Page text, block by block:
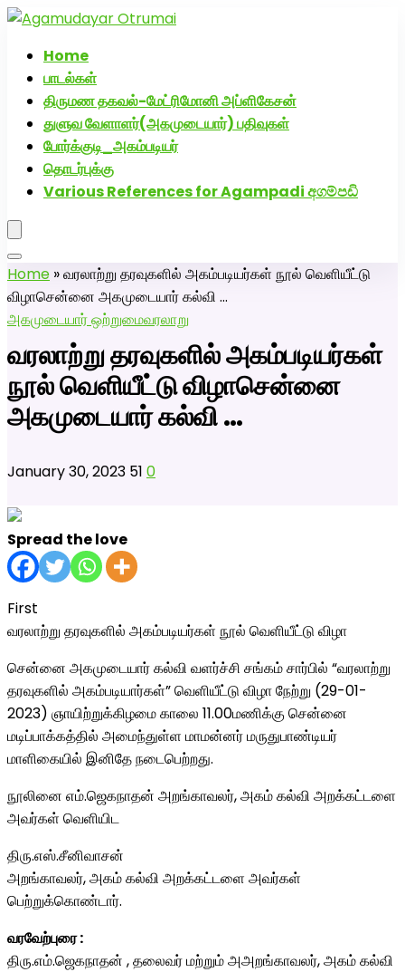
Home
பாடல்கள்
திருமண தகவல்-மேட்ரிமோனி அப்ளிகேசன்
துளுவ வேளாளர்(அகமுடையார்) பதிவுகள்
போர்க்குடி_அகம்படியர்
தொடர்புக்கு
Various References for Agampadi අගම්පඩි
Home »வரலாற்று தரவுகளில் அகம்படியர்கள் நூல் வெளியீட்டு
விழாசென்னை அகமுடையார் கல்வி …
அகமுடையார் ஒற்றுமைவரலாறு
வரலாற்று தரவுகளில் அகம்படியர்கள்
நூல் வெளியீட்டு விழாசென்னை
அகமுடையார் கல்வி …
January 30, 2023 51 0
Spread the love
First
வரலாற்று தரவுகளில் அகம்படியர்கள் நூல் வெளியீட்டு விழா
சென்னை அகமுடையார் கல்வி வளர்ச்சி சங்கம் சார்பில் “வரலாற்று
தரவுகளில் அகம்படியார்கள்” வெளியீட்டு விழா நேற்று (29-01-
2023) ஞாயிற்றுக்கிழமை காலை 11.00மணிக்கு சென்னை
மடிப்பாக்கத்தில் அமைந்துள்ள மாமன்னர் மருதுபாண்டியர்
மாளிகையில் இனிதே நடைபெற்றது.
நூலினை எம்.ஜெகநாதன் அறங்காவலர்‌, அகம்‌ கல்வி அறக்கட்டளை
அவர்கள் வெளியிட
திரு.எஸ்.சீனிவாசன்
அறங்காவலர்‌, அகம்‌ கல்வி அறக்கட்டளை அவர்கள்
பெற்றுக்கொண்டார்.
வரவேற்புரை :
திரு.எம்.ஜெகநாதன் , தலைவர் மற்றும் அஅறங்காவலர்‌, அகம்‌ கல்வி
அகமுடையார் திருமண வரன்களுக்கு அகமுடையார்மேட்ரி-பெண்